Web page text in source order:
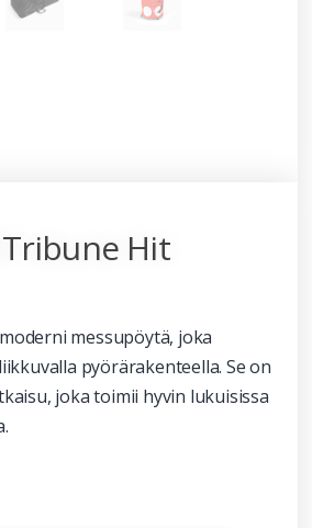
Hit
messupöytä, joka
pyörärakenteella. Se on
joka toimii hyvin lukuisissa